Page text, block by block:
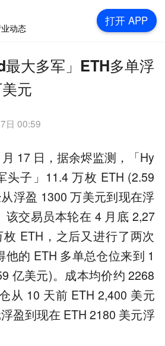
最大多军」ETH多单浮
元
日 00:59
17 日，据余烬监测，「Hy
头子」11.4 万枚 ETH (2.59
浮盈 1300 万美元到现在浮
该交易员本轮在 4 月底 2,27
ETH，之后又进行了两次
的 ETH 多单总仓位来到 1
亿美元)。成本均价约 2268
从 10 天前 ETH 2,400 美元
盈到现在 ETH 2180 美元浮
动态
打开 APP